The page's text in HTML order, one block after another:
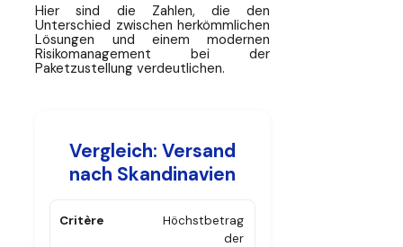
Hier sind die Zahlen, die den
Unterschied zwischen herkömmlichen
Lösungen und einem modernen
Risikomanagement bei der
Paketzustellung verdeutlichen.
Vergleich: Versand
nach Skandinavien
Höchstbetrag
der